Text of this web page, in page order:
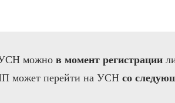
УСН можнов момент регистрации
может перейти на УСН со